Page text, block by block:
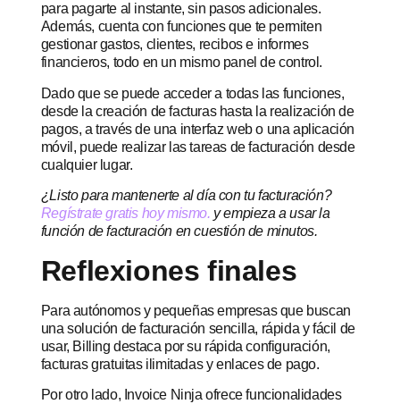
para pagarte al instante, sin pasos adicionales.
Además, cuenta con funciones que te permiten
gestionar gastos, clientes, recibos e informes
financieros, todo en un mismo panel de control.
Dado que se puede acceder a todas las funciones,
desde la creación de facturas hasta la realización de
pagos, a través de una interfaz web o una aplicación
móvil, puede realizar las tareas de facturación desde
cualquier lugar.
¿Listo para mantenerte al día con tu facturación?
Regístrate gratis hoy mismo. y empieza a usar la
función de facturación en cuestión de minutos.
Reflexiones finales
Para autónomos y pequeñas empresas que buscan
una solución de facturación sencilla, rápida y fácil de
usar, Billing destaca por su rápida configuración,
facturas gratuitas ilimitadas y enlaces de pago.
Por otro lado, Invoice Ninja ofrece funcionalidades